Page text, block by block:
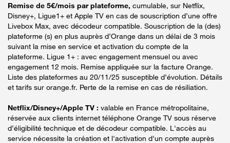
Remise de 5€/mois par plateforme, cumulable, sur Netflix,
Disney+, Ligue1+ et Apple TV en cas de souscription d’une offre
Livebox Max, avec décodeur compatible. Souscription de la (des)
plateforme (s) en plus auprès d’Orange dans un délai de 3 mois
suivant la mise en service et activation du compte de la
plateforme. Ligue 1+ : avec engagement mensuel ou avec
engagement 12 mois. Remise appliquée sur la facture Orange.
Liste des plateformes au 20/11/25 susceptible d’évolution. Détails
et tarifs sur orange.fr. Perte de la remise en cas de résiliation.
Netflix/Disney+/Apple TV : valable en France métropolitaine,
réservée aux clients internet téléphone Orange TV sous réserve
d’éligibilité technique et de décodeur compatible. L'accès au
service nécessite la création et l'activation d'un compte auprès